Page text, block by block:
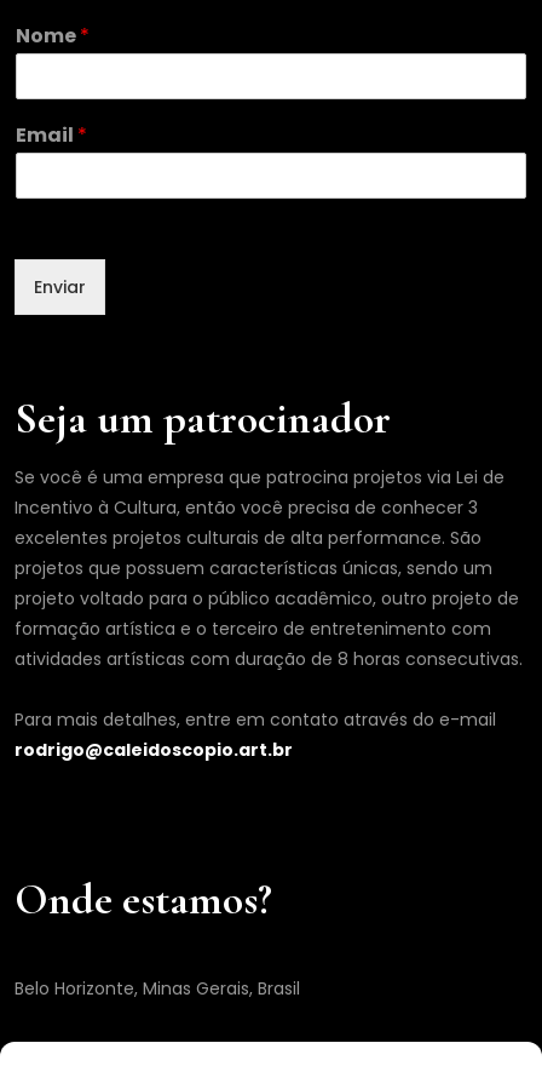
Nome*
*
E
a
N
m
Email *
Enviar
Seja um patrocinador
Se você é uma empresa que patrocina projetos via Lei de
Incentivo à Cultura, então você precisa de conhecer 3
excelentes projetos culturais de alta performance. São
projetos que possuem características únicas, sendo um
projeto voltado para o público acadêmico, outro projeto de
formação artística e o terceiro de entretenimento com
atividades artísticas com duração de 8 horas consecutivas.
Para mais detalhes, entre em contato através do e-mail
rodrigo@caleidoscopio.art.br
Onde estamos?
Belo Horizonte, Minas Gerais, Brasil